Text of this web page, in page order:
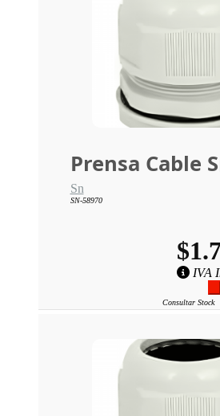
Prensa Cable
Sn
SN-58970
IVA
Consultar Stock